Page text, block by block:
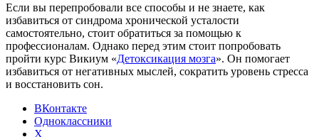
Если вы перепробовали все способы и не знаете, как
избавиться от синдрома хронической усталости
самостоятельно, стоит обратиться за помощью к
профессионалам. Однако перед этим стоит попробовать
пройти курс Викиум «Детоксикация мозга». Он помогает
избавиться от негативных мыслей, сократить уровень стресса
и восстановить сон.
ВКонтакте
Одноклассники
X